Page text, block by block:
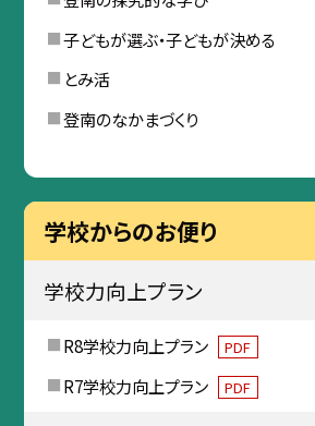
子どもが選ぶ・子どもが決める
とみ活
登南のなかまづくり
学校からのお便り
学校力向上プラン
R8学校力向上プラン PDF
R7学校力向上プラン PDF